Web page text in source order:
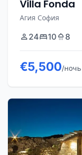
Villa Fonda
Агия София
24 10 8
€5,500/ночь